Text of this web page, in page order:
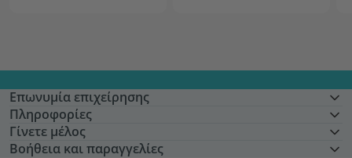
Επωνυμία επιχείρησης
Πληροφορίες
Γίνετε μέλος
Βοήθεια και παραγγελίες